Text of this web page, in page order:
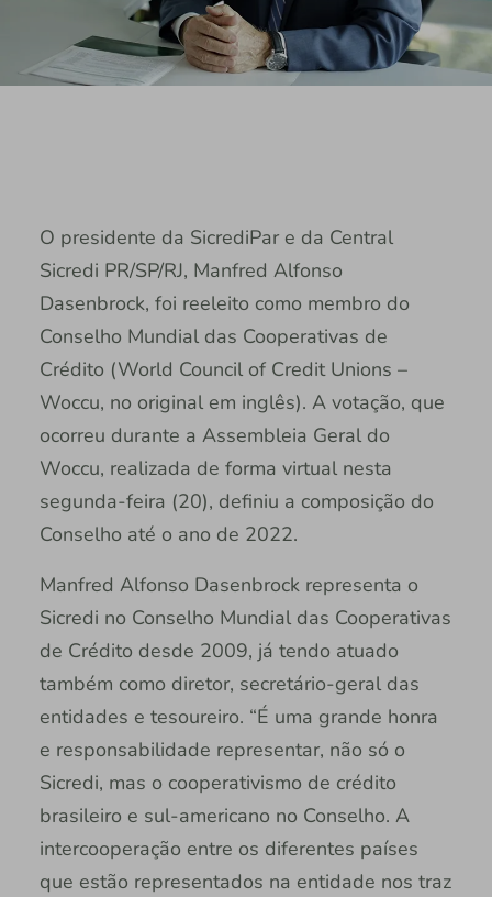
O presidente da SicrediPar e da Central
Sicredi PR/SP/RJ, Manfred Alfonso
Dasenbrock, foi reeleito como membro do
Conselho Mundial das Cooperativas de
Crédito (World Council of Credit Unions –
Woccu, no original em inglês). A votação, que
ocorreu durante a Assembleia Geral do
Woccu, realizada de forma virtual nesta
segunda-feira (20), definiu a composição do
Conselho até o ano de 2022.
Manfred Alfonso Dasenbrock representa o
Sicredi no Conselho Mundial das Cooperativas
de Crédito desde 2009, já tendo atuado
também como diretor, secretário-geral das
entidades e tesoureiro. “É uma grande honra
e responsabilidade representar, não só o
Sicredi, mas o cooperativismo de crédito
brasileiro e sul-americano no Conselho. A
intercooperação entre os diferentes países
que estão representados na entidade nos traz